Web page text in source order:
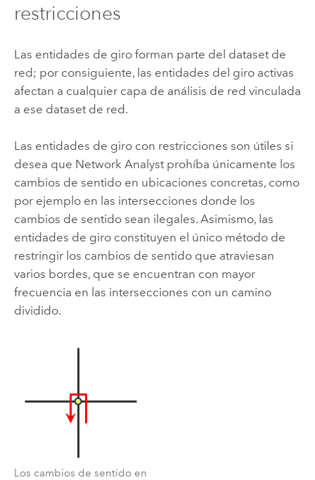
restricciones
Las entidades de giro forman parte del dataset de
red; por consiguiente, las entidades del giro activas
afectan a cualquier capa de análisis de red vinculada
a ese dataset de red.
Las entidades de giro con restricciones son útiles si
desea que Network Analystprohíba únicamente los
cambios de sentido en ubicaciones concretas, como
por ejemplo en las intersecciones donde los
cambios de sentido sean ilegales. Asimismo, las
entidades de giro constituyen el único método de
restringir los cambios de sentido que atraviesan
varios bordes, que se encuentran con mayor
frecuencia en las intersecciones con un camino
dividido.
Los cambios de sentido en